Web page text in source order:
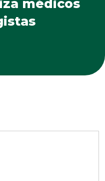
médicos